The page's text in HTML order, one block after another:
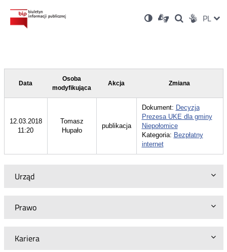
Ustawienia
Wersja
kontrastowa
Dla
niesłyszących
OtwórzOtwórz
w
Otwórz
w
Social PL
Urząd
Prawo
Kariera
Data
Osoba
modyfikująca
Akcja Zmiana
12.03.2018
11:20
Tomasz
Hupało
publikacja
Dokument: Decyzja
Prezesa UKE dla gminy
Niepołomice
Kategoria: Bezpłatny
internet